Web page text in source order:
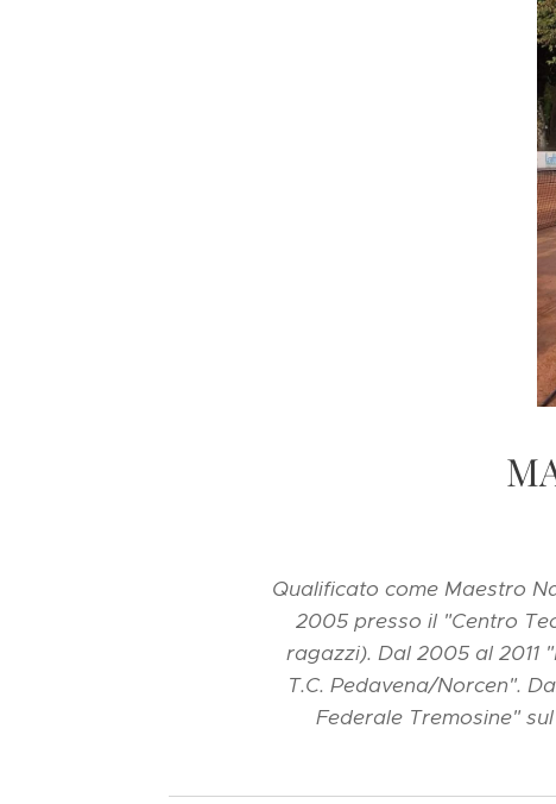
Qualificato come Maestro
2005 presso il "Centro
ragazzi). Dal 2005 al 2011
T.C. Pedavena/Norcen".
Federale Tremosine"